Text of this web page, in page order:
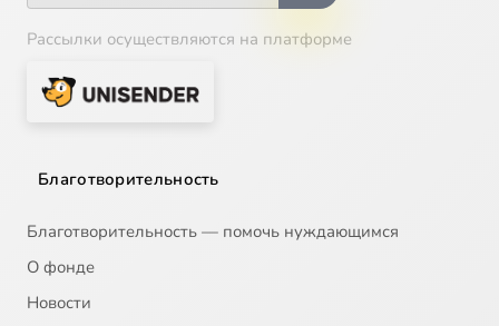
Рассылки осуществляются на платформе
Благотворительность
Благотворительность — помочь нуждающимся
О фонде
Новости